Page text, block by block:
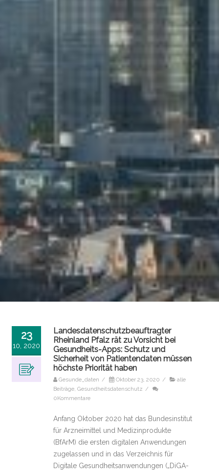
23
10, 2020
Landesdatenschutzbeauftragter
Rheinland Pfalz rät zu Vorsicht bei
Gesundheits-Apps: Schutz und
Sicherheit von Patientendaten müssen
höchste Priorität haben
Gesunde_daten / Oktober 23, 2020 /
alle
Beiträge, Gesundheitsdatenschutz /
0Kommentare
Anfang Oktober 2020 hat das Bundesinstitut
für Arzneimittel und Medizinprodukte
(BfArM) die ersten digitalen Anwendungen
zugelassen und in das Verzeichnis für
Digitale Gesundheitsanwendungen („DiGA-